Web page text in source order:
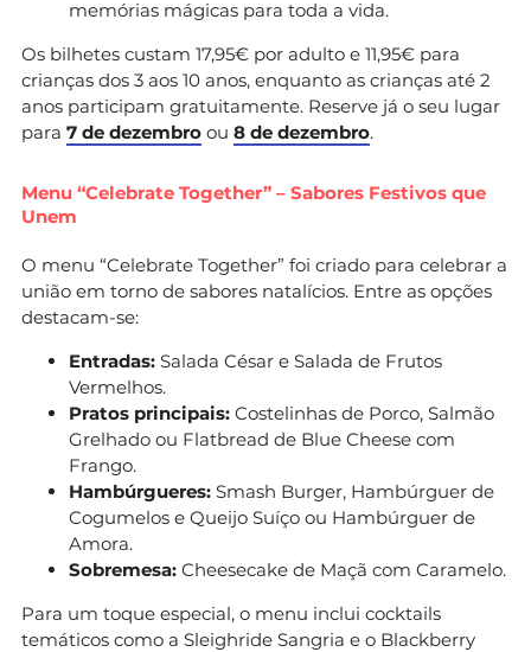
memórias mágicas para toda a vida.
Os bilhetes custam 17,95€ por adulto e 11,95€ para
crianças dos 3 aos 10 anos, enquanto as crianças até 2
anos participam gratuitamente. Reserve já o seu lugar
para 7 de dezembro ou 8 de dezembro.
Menu “Celebrate Together” – Sabores Festivos que
Unem
O menu “Celebrate Together” foi criado para celebrar a
união em torno de sabores natalícios. Entre as opções
destacam-se:
Entradas: Salada César e Salada de Frutos
Vermelhos.
Pratos principais: Costelinhas de Porco, Salmão
Grelhado ou Flatbread de Blue Cheese com
Frango.
Hambúrgueres: Smash Burger, Hambúrguer de
Cogumelos e Queijo Suíço ou Hambúrguer de
Amora.
Sobremesa: Cheesecake de Maçã com Caramelo.
Para um toque especial, o menu inclui cocktails
temáticos como a Sleighride Sangria e o Blackberry